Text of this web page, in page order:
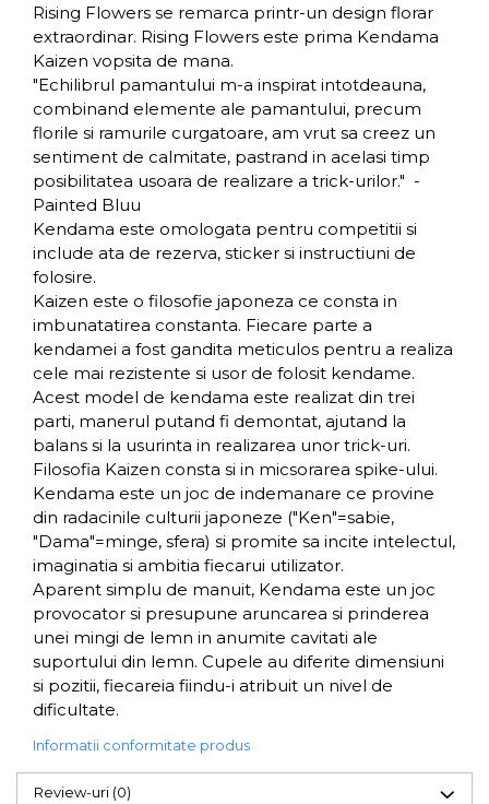
Rising Flowers se remarca printr-un design florar
extraordinar. Rising Flowers este prima Kendama
Kaizen vopsita de mana.
"Echilibrul pamantului m-a inspirat intotdeauna,
combinand elemente ale pamantului, precum
florile si ramurile curgatoare, am vrut sa creez un
sentiment de calmitate, pastrand in acelasi timp
posibilitatea usoara de realizare a trick-urilor." -
Painted Bluu
Kendama este omologata pentru competitii si
include ata de rezerva, sticker si instructiuni de
folosire.
Kaizen este o filosofie japoneza ce consta in
imbunatatirea constanta. Fiecare parte a
kendamei a fost gandita meticulos pentru a realiza
cele mai rezistente si usor de folosit kendame.
Acest model de kendama este realizat din trei
parti, manerul putand fi demontat, ajutand la
balans si la usurinta in realizarea unor trick-uri.
Filosofia Kaizen consta si in micsorarea spike-ului.
Kendama este un joc de indemanare ce provine
din radacinile culturii japoneze ("Ken"=sabie,
"Dama"=minge, sfera) si promite sa incite intelectul,
imaginatia si ambitia fiecarui utilizator.
Aparent simplu de manuit, Kendama este un joc
provocator si presupune aruncarea si prinderea
unei mingi de lemn in anumite cavitati ale
suportului din lemn. Cupele au diferite dimensiuni
si pozitii, fiecareia fiindu-i atribuit un nivel de
dificultate.
Informatii conformitate produs
Review-uri (0)